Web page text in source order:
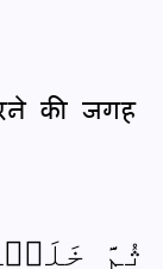
की जगह
ثُمَّ